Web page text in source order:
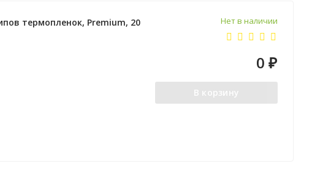
термопленок, Premium, 20
Нет в наличии
0 ₽
В корзину